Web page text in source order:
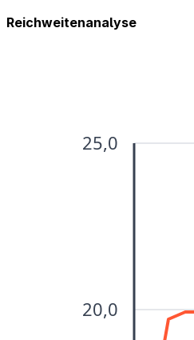
Reichweitenanalyse